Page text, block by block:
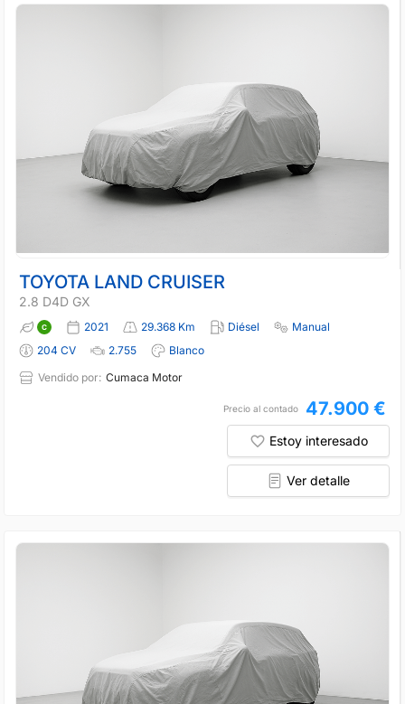
TOYOTA LAND CRUISER
2.8 D4D GX
2021 29.368 Km Diésel
Manual
204 CV
2.755
Blanco
Vendido por: Cumaca Motor
Precio al contado 47.900 €
Estoy interesado
Ver detalle